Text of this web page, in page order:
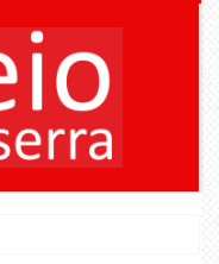
rede